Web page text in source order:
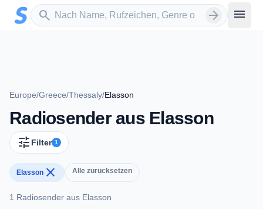
Zum Hauptinhalt springen
search
Sender suchen arrow_forward menu
Europe/Greece/Thessaly/Elasson
Radiosender aus Elasson
tune Filter 1
Elasson close Alle zurücksetzen
1 Radiosender aus Elasson